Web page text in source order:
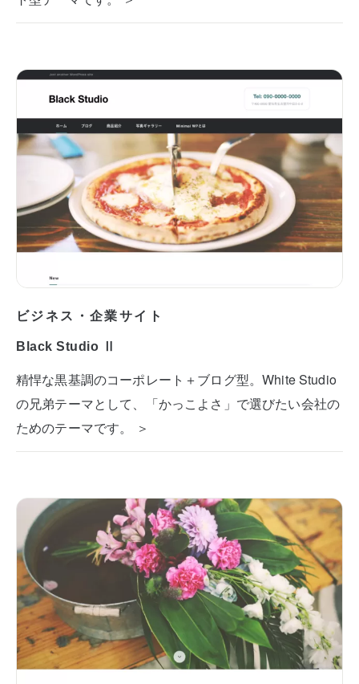
ビジネス・企業サイト
Black Studio Ⅱ
精悍な黒基調のコーポレート＋ブログ型。White Studio
の兄弟テーマとして、「かっこよさ」で選びたい会社の
ためのテーマです。 ＞